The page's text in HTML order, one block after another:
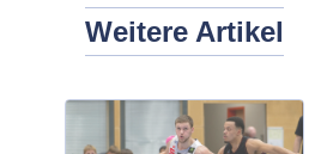
Weitere Artikel